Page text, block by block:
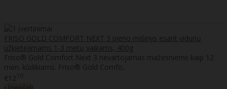
FRISO GOLD COMFORT NEXT 3 pieno mišinys esant vidurių
užkietėjimams 1-3 metų vaikams, 400g
Friso® Gold Comfort Next 3 nevartojamas mažesniems kaip 12
mėn. kūdikiams. Friso® Gold Comfo..
€12 70